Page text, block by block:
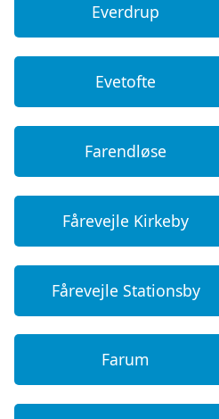
Everdrup
Evetofte
Farendløse
Fårevejle Kirkeby
Fårevejle Stationsby
Farum